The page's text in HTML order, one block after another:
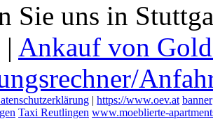
Sie uns in
| Ankauf von
| https://www.oev.at banner
Taxi Reutlingen www.moeblierte-